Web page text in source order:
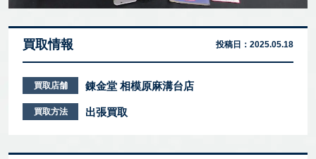
買取情報 投稿日： 2025.05.18
買取店舗 錬金堂 相模原麻溝台店
買取方法 出張買取